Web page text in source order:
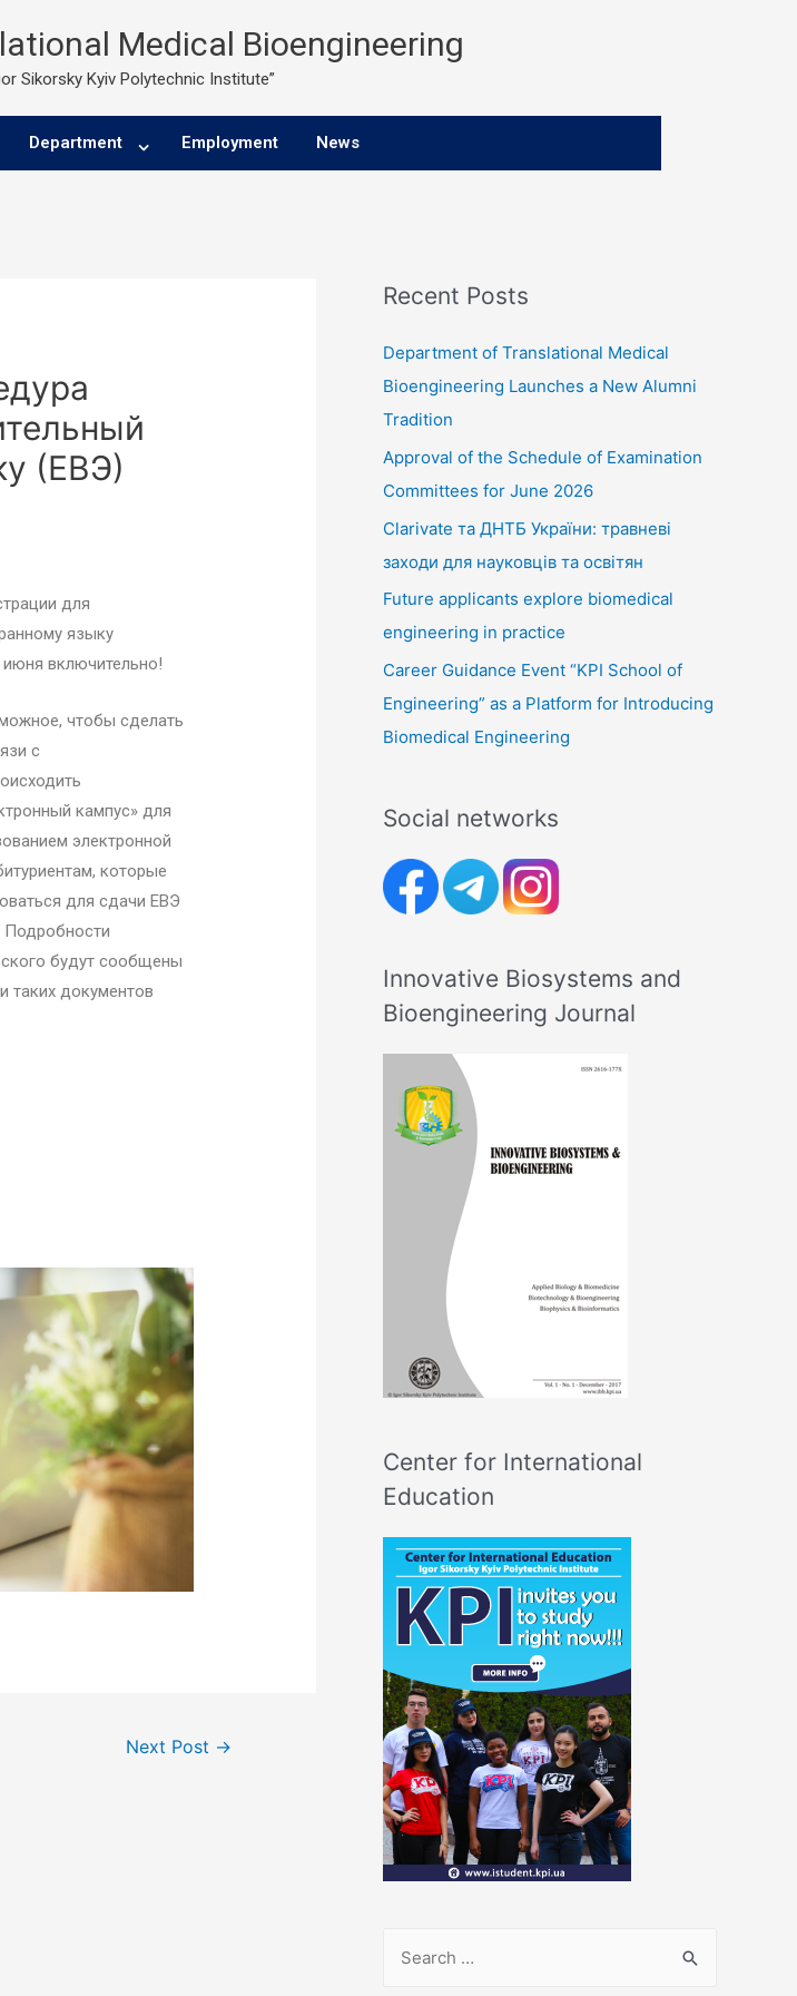
Medical Bioengineering
Sikorsky Kyiv Polytechnic Institute”
Department Employment News
(ЕВЭ)
для
языку
включительно!
чтобы сделать
с
кампус» для
электронной
которые
для сдачи ЕВЭ
Подробности
будут сообщены
таких документов
Next Post →
Recent Posts
Department of Translational Medical
Bioengineering Launches a New Alumni
Tradition
Approval of the Schedule of Examination
Committees for June 2026
Clarivate та ДНТБ України: травневі
заходи для науковців та освітян
Future applicants explore biomedical
engineering in practice
Career Guidance Event “KPI School of
Engineering” as a Platform for Introducing
Biomedical Engineering
Social networks
Innovative Biosystems and
Bioengineering Journal
Center for International
Education